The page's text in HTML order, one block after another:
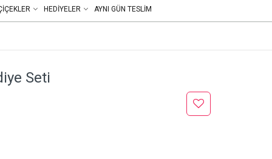
HEDIYELER AYNI GÜN TESLİM
Seti